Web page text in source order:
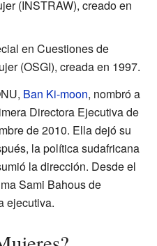
(INSTRAW), creado en
en Cuestiones de
(OSGI), creada en 1997.
Ban Ki-moon, nombró a
Directora Ejecutiva de
de 2010. Ella dejó su
la política sudafricana
la dirección. Desde el
Sami Bahous de
ejecutiva.